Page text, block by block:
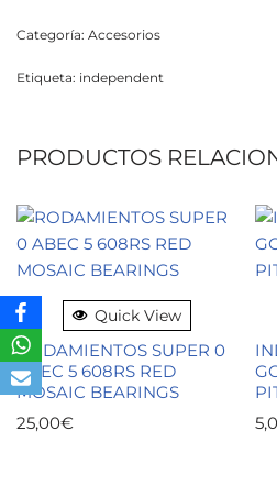
Categoría: Accesorios
Etiqueta: independent
PRODUCTOS
Quick View
RODAMIENTOS SUPER 0
ABEC 5 608RS RED
MOSAIC BEARINGS
25,00€